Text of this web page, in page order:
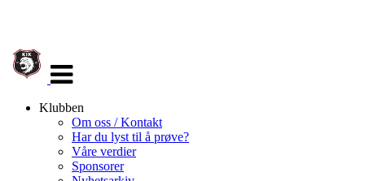
navigasjon
Klubben
Om oss / Kontakt
Har du lyst til å prøve?
Våre verdier
Sponsorer